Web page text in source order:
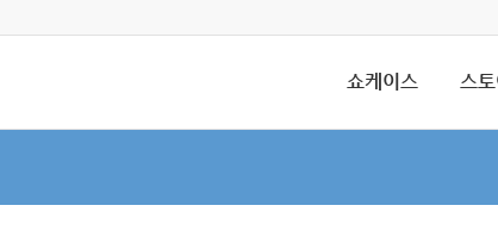
쇼케이스 스토